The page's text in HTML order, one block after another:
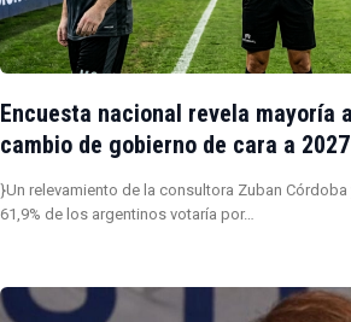
Encuesta nacional revela mayoría
cambio de gobierno de cara a 2027
}Un relevamiento de la consultora Zuban
61,9% de los argentinos votaría por…